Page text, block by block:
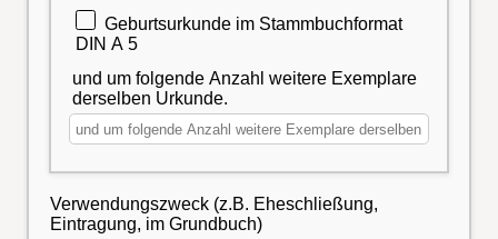
Geburtsurkunde im Stammbuchformat
DIN A 5
und um folgende Anzahl weitere Exemplare
derselben Urkunde.
Verwendungszweck (z.B. Eheschließung,
Eintragung, im Grundbuch)